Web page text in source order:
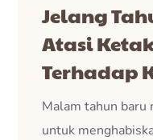
Jelang
Atasi
Terhadap
Malam tahun baru
untuk